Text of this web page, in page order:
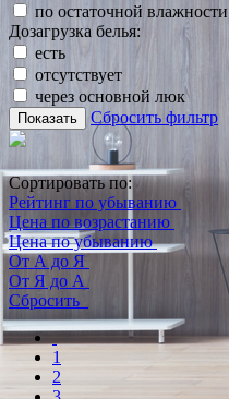
по остаточной влажности
Дозагрузка белья:
есть
отсутствует
через основной люк
Показать Сбросить фильтр
Сортировать по:
Рейтинг по убыванию
Цена по возрастанию
Цена по убыванию
От А до Я
От Я до А
Сбросить
1
2